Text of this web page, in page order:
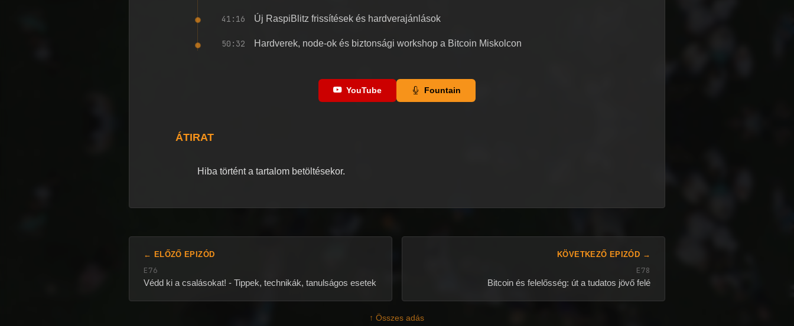
41:16 Új RaspiBlitz frissítések és hardverajánlások
50:32 Hardverek, node-ok és biztonsági workshop a Bitcoin Miskolcon
YouTube Fountain
ÁTIRAT
Hiba történt a tartalom betöltésekor.
← ELŐZŐ EPIZÓD
E76
Védd ki a csalásokat! - Tippek, technikák, tanulságos esetek
KÖVETKEZŐ EPIZÓD →
E78
Bitcoin és felelősség: út a tudatos jövő felé
↑ Összes adás